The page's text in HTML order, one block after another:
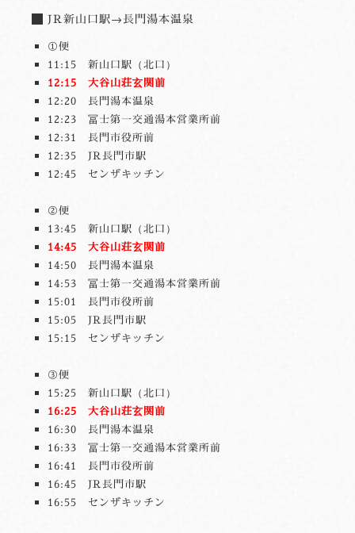
JR新山口駅→長門湯本温泉
①便
11:15 新山口駅（北口）
12:15 大谷山荘玄関前
12:20 長門湯本温泉
12:23 冨士第一交通湯本営業所前
12:31 長門市役所前
12:35 JR長門市駅
12:45 センザキッチン
②便
13:45 新山口駅（北口）
14:45 大谷山荘玄関前
14:50 長門湯本温泉
14:53 冨士第一交通湯本営業所前
15:01 長門市役所前
15:05 JR長門市駅
15:15 センザキッチン
③便
15:25 新山口駅（北口）
16:25 大谷山荘玄関前
16:30 長門湯本温泉
16:33 冨士第一交通湯本営業所前
16:41 長門市役所前
16:45 JR長門市駅
16:55 センザキッチン